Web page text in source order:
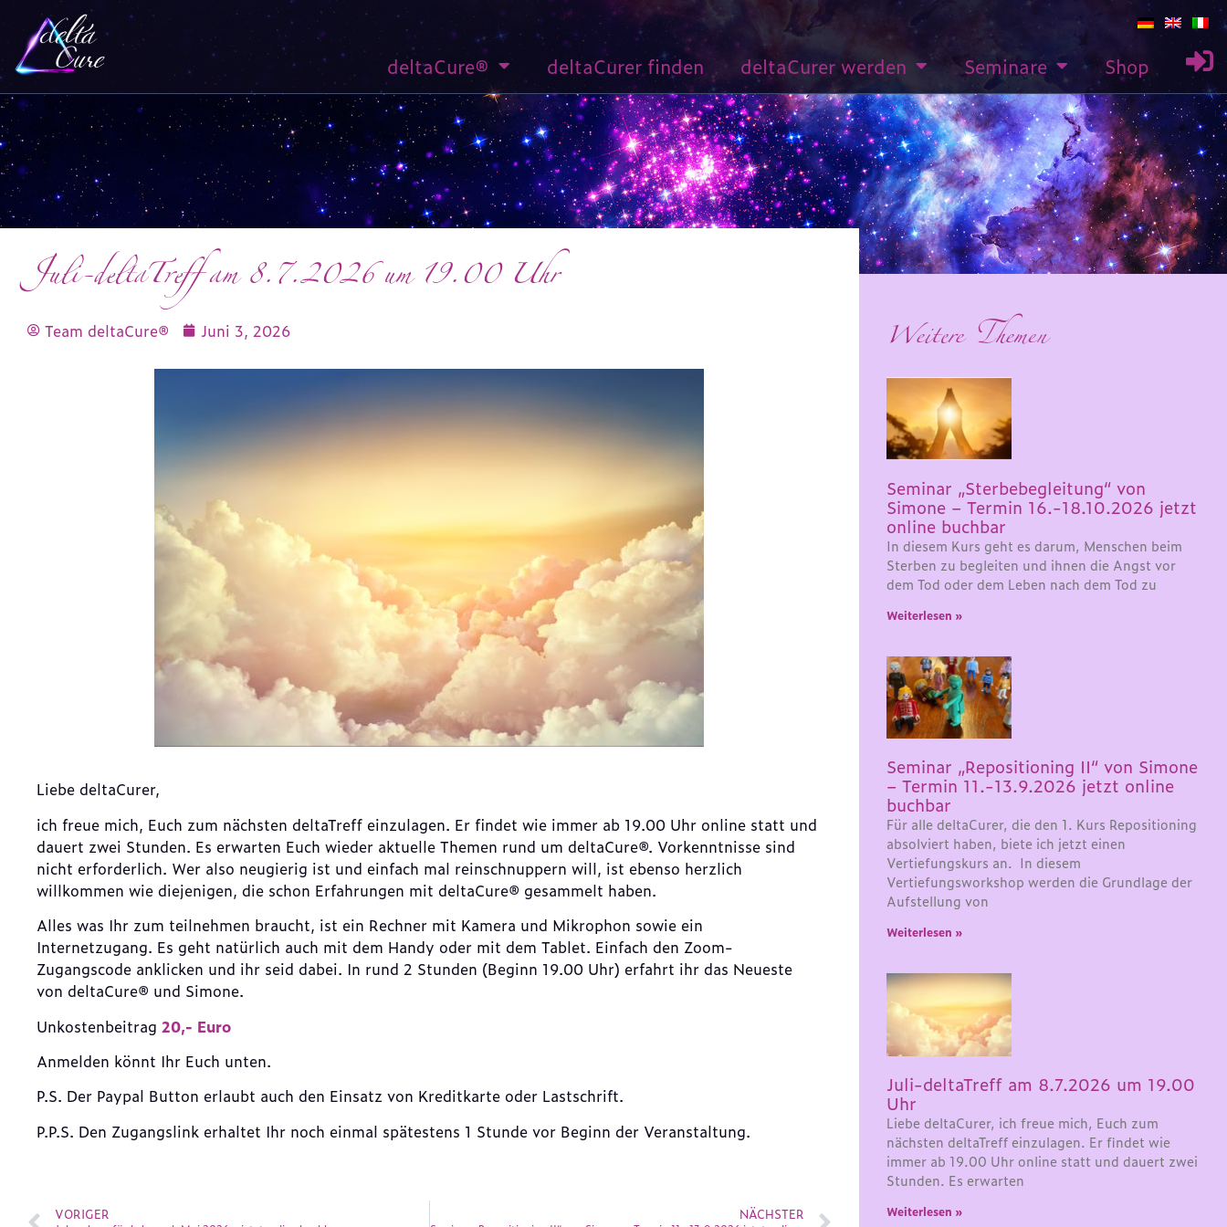
deltaCure® deltaCurer finden deltaCurer werden Seminare Shop
Juli-deltaTreff am 8.7.2026 um 19.00 Uhr
Team deltaCure® Juni 3, 2026
Liebe deltaCurer,
ich freue mich, Euch zum nächsten deltaTreff einzulagen. Er findet wie immer ab 19.00 Uhr online statt und
dauert zwei Stunden. Es erwarten Euch wieder aktuelle Themen rund um deltaCure®. Vorkenntnisse sind
nicht erforderlich. Wer also neugierig ist und einfach mal reinschnuppern will, ist ebenso herzlich
willkommen wie diejenigen, die schon Erfahrungen mit deltaCure® gesammelt haben.
Alles was Ihr zum teilnehmen braucht, ist ein Rechner mit Kamera und Mikrophon sowie ein
Internetzugang. Es geht natürlich auch mit dem Handy oder mit dem Tablet. Einfach den Zoom-
Zugangscode anklicken und ihr seid dabei. In rund 2 Stunden (Beginn 19.00 Uhr) erfahrt ihr das Neueste
von deltaCure® und Simone.
Unkostenbeitrag 20,- Euro
Anmelden könnt Ihr Euch unten.
P.S. Der Paypal Button erlaubt auch den Einsatz von Kreditkarte oder Lastschrift.
P.P.S. Den Zugangslink erhaltet Ihr noch einmal spätestens 1 Stunde vor Beginn der Veranstaltung.
VORIGER NÄCHSTER
Weitere Themen
Seminar „Sterbebegleitung“ von
Simone – Termin 16.-18.10.2026 jetzt
online buchbar
In diesem Kurs geht es darum, Menschen beim
Sterben zu begleiten und ihnen die Angst vor
dem Tod oder dem Leben nach dem Tod zu
Weiterlesen »
Seminar „Repositioning II“ von Simone
– Termin 11.-13.9.2026 jetzt online
buchbar
Für alle deltaCurer, die den 1. Kurs Repositioning
absolviert haben, biete ich jetzt einen
Vertiefungskurs an. In diesem
Vertiefungsworkshop werden die Grundlage der
Aufstellung von
Weiterlesen »
Juli-deltaTreff am 8.7.2026 um 19.00
Uhr
Liebe deltaCurer, ich freue mich, Euch zum
nächsten deltaTreff einzulagen. Er findet wie
immer ab 19.00 Uhr online statt und dauert zwei
Stunden. Es erwarten
Weiterlesen »